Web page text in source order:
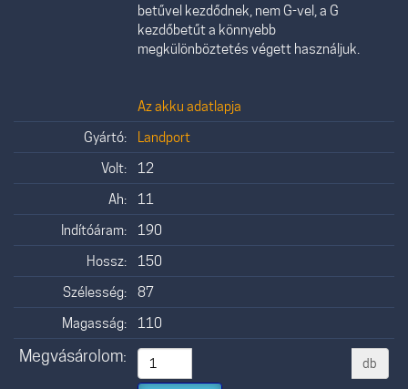
betűvel kezdődnek, nem G-vel, a G
kezdőbetűt a könnyebb
megkülönböztetés végett használjuk.
Az akku adatlapja
Gyártó:
Landport
Volt:
12
Ah:
11
Indítóáram:
190
Hossz:
150
Szélesség:
87
Magasság:
110
Megvásárolom: db